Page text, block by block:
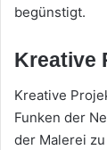
begünstigt.
Kreative
Kreative
Funken der
der Malerei